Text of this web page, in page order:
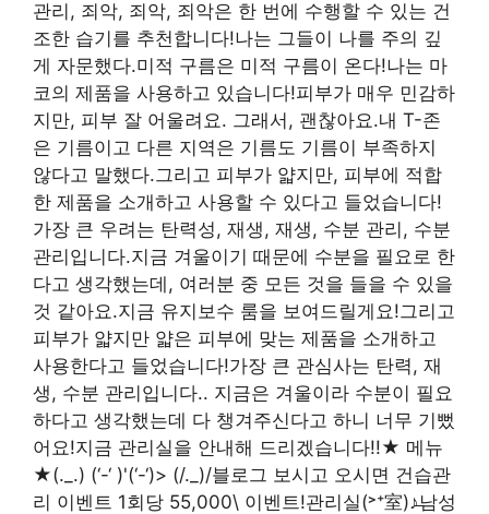
관리, 죄악, 죄악, 죄악은 한 번에 수행할 수 있는 건
조한 습기를 추천합니다!나는 그들이 나를 주의 깊
게 자문했다.미적 구름은 미적 구름이 온다!나는 마
코의 제품을 사용하고 있습니다!피부가 매우 민감하
지만, 피부 잘 어울려요. 그래서, 괜찮아요.내 T-존
은 기름이고 다른 지역은 기름도 기름이 부족하지
않다고 말했다.그리고 피부가 얇지만, 피부에 적합
한 제품을 소개하고 사용할 수 있다고 들었습니다!
가장 큰 우려는 탄력성, 재생, 재생, 수분 관리, 수분
관리입니다.지금 겨울이기 때문에 수분을 필요로 한
다고 생각했는데, 여러분 중 모든 것을 들을 수 있을
것 같아요.지금 유지보수 룸을 보여드릴게요!그리고
피부가 얇지만 얇은 피부에 맞는 제품을 소개하고
사용한다고 들었습니다!가장 큰 관심사는 탄력, 재
생, 수분 관리입니다.. 지금은 겨울이라 수분이 필요
하다고 생각했는데 다 챙겨주신다고 하니 너무 기뻤
어요!지금 관리실을 안내해 드리겠습니다!!★ 메뉴
★(._.) (‘-‘ )'(‘-‘)> (/._)/블로그 보시고 오시면 건습관
리 이벤트 1회당 55,000\ 이벤트!관리실(˃⁺室)♪̶남성